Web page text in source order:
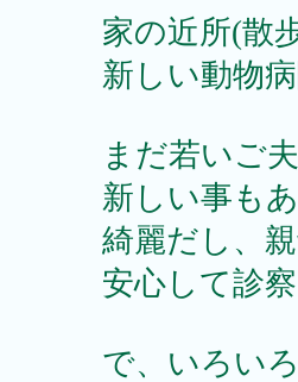
家の近所(散
新しい動物病
まだ若いご
新しい事も
綺麗だし、
安心して診
で、いろい